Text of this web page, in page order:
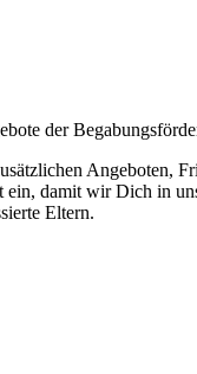
der
Angeboten,
damit wir Dich in
Eltern.